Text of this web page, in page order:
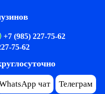
+7 (985) 227-75-62
75-62
чат Телеграм